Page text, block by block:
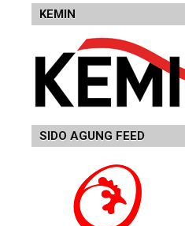
KEMIN
SIDO AGUNG FEED